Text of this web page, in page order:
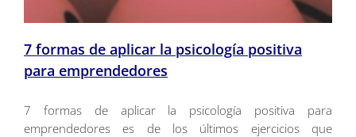
7 formas de aplicar la psicología positiva
para emprendedores
7 formas de aplicar la psicología positiva para
emprendedores es de los últimos ejercicios que